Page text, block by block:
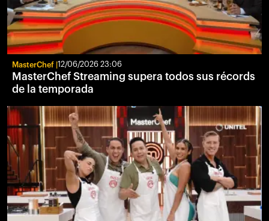
MasterChef 12/06/2026 23:06
MasterChef Streaming supera todos sus récords
de la temporada